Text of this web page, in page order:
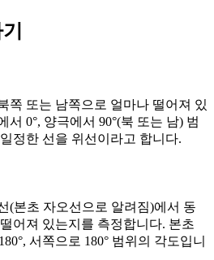
쪽 또는 남쪽으로 얼마나 떨어져 있
서 0°, 양극에서 90°(북 또는 남) 범
정한 선을 위선이라고 합니다.
(본초 자오선으로 알려짐)에서 동
어져 있는지를 측정합니다. 본초
서쪽으로 180° 범위의 각도입니